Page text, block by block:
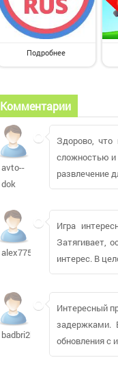
Подробнее
Комментарии
avto--
dok
Здорово, что
сложностью и
развлечение
alex77594
Игра
Затягивает,
интерес. В
badbri2k5
Интересный
задержками.
обновления с